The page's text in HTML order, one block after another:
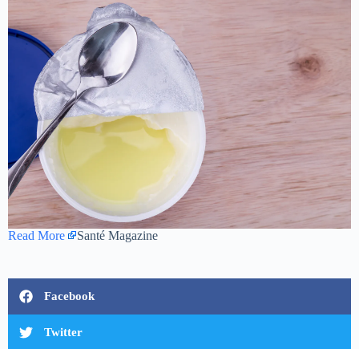
Read More Santé Magazine
Facebook
Twitter